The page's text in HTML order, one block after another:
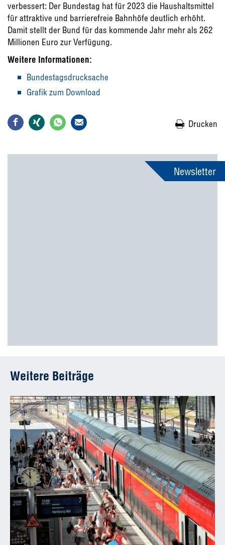
verbessert: Der Bundestag hat für 2023 die Haushaltsmittel
für attraktive und barrierefreie Bahnhöfe deutlich erhöht.
Damit stellt der Bund für das kommende Jahr mehr als 262
Millionen Euro zur Verfügung.
Weitere Informationen:
Bundestagsdrucksache
Grafik zum Download
Drucken
Newsletter
Weitere Beiträge